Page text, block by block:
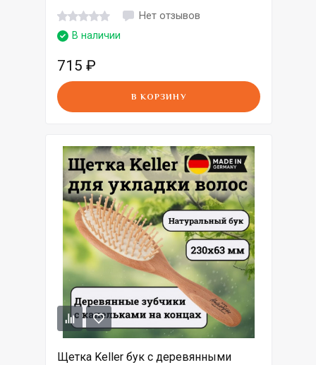
Нет отзывов
В наличии
715 ₽
В КОРЗИНУ
Щетка Keller бук с деревянными